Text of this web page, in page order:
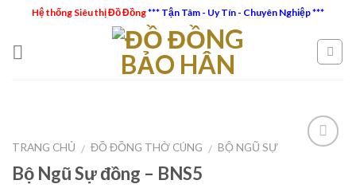
content
Hệ thống Siêu thị Đồ Đồng*** Tận Tâm - Uy Tín - Chuyên Nghiệp ***
TRANG CHỦ / ĐỒ ĐỒNG THỜ CÚNG / BỘ NGŨ SỰ
Bộ Ngũ Sự đồng – BNS5